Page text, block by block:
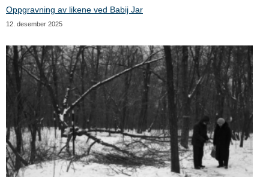
Oppgravning av likene ved Babij Jar
12. desember 2025